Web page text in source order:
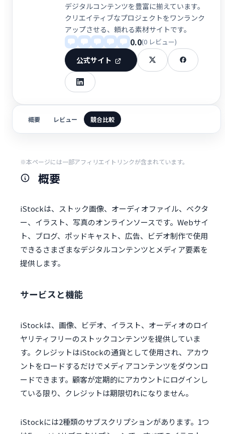
デジタルコンテンツを豊富に揃えています。
クリエイティブなプロジェクトをワンランク
アップさせる、頼れる素材サイトです。
0.0(0 レビュー)
公式サイト
概要 レビュー 競合比較
※本ページには一部アフィリエイトリンクが含まれています。
概要
iStockは、ストック画像、オーディオファイル、ベクタ
ー、イラスト、写真のオンラインソースです。Webサイ
ト、ブログ、ポッドキャスト、広告、ビデオ制作で使用
できるさまざまなデジタルコンテンツとメディア要素を
提供します。
サービスと機能
iStockは、画像、ビデオ、イラスト、オーディオのロイ
ヤリティフリーのストックコンテンツを提供していま
す。クレジットはiStockの通貨として使用され、アカウ
ントをロードするだけでメディアコンテンツをダウンロ
ードできます。顧客が定期的にアカウントにログインし
ている限り、クレジットは期限切れになりません。
iStockには2種類のサブスクリプションがあります。1つ